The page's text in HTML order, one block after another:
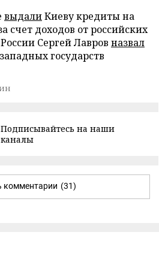
выдалиКиеву кредиты на
счет доходов от российских
Сергей Лавров назвал
государств
Подписывайтесь на наши
каналы
комментарии (31)